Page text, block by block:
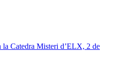
Catedra Misteri d’ELX, 2 de